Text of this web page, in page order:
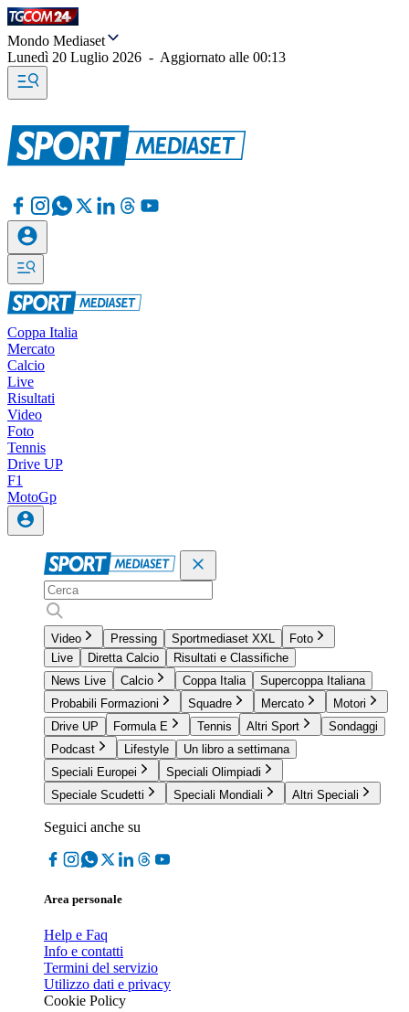
Mondo Mediaset
Lunedì 20 Luglio 2026 - Aggiornato alle 00:13
Coppa Italia
Mercato
Calcio
Live
Risultati
Video
Foto
Tennis
Drive UP
F1
MotoGp
Video Pressing Sportmediaset XXL
Foto
Live
Diretta Calcio
Risultati e Classifiche
News Live
Calcio Coppa Italia
Supercoppa Italiana
Probabili Formazioni
Squadre Mercato
Motori
Drive UP
Formula E Tennis Altri Sport
Sondaggi
Podcast
Lifestyle
Un libro a settimana
Speciali Europei
Speciali Olimpiadi
Speciale Scudetti
Speciali Mondiali Altri Speciali
Seguici anche su
Area personale
Help e Faq
Info e contatti
Termini del servizio
Utilizzo dati e privacy
Cookie Policy